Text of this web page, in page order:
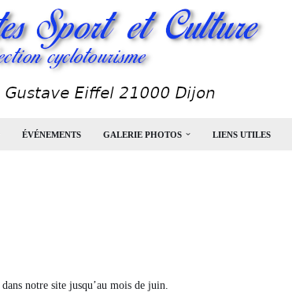
ÉVÉNEMENTS GALERIE PHOTOS LIENS UTILES
notre site jusqu’au mois de juin.